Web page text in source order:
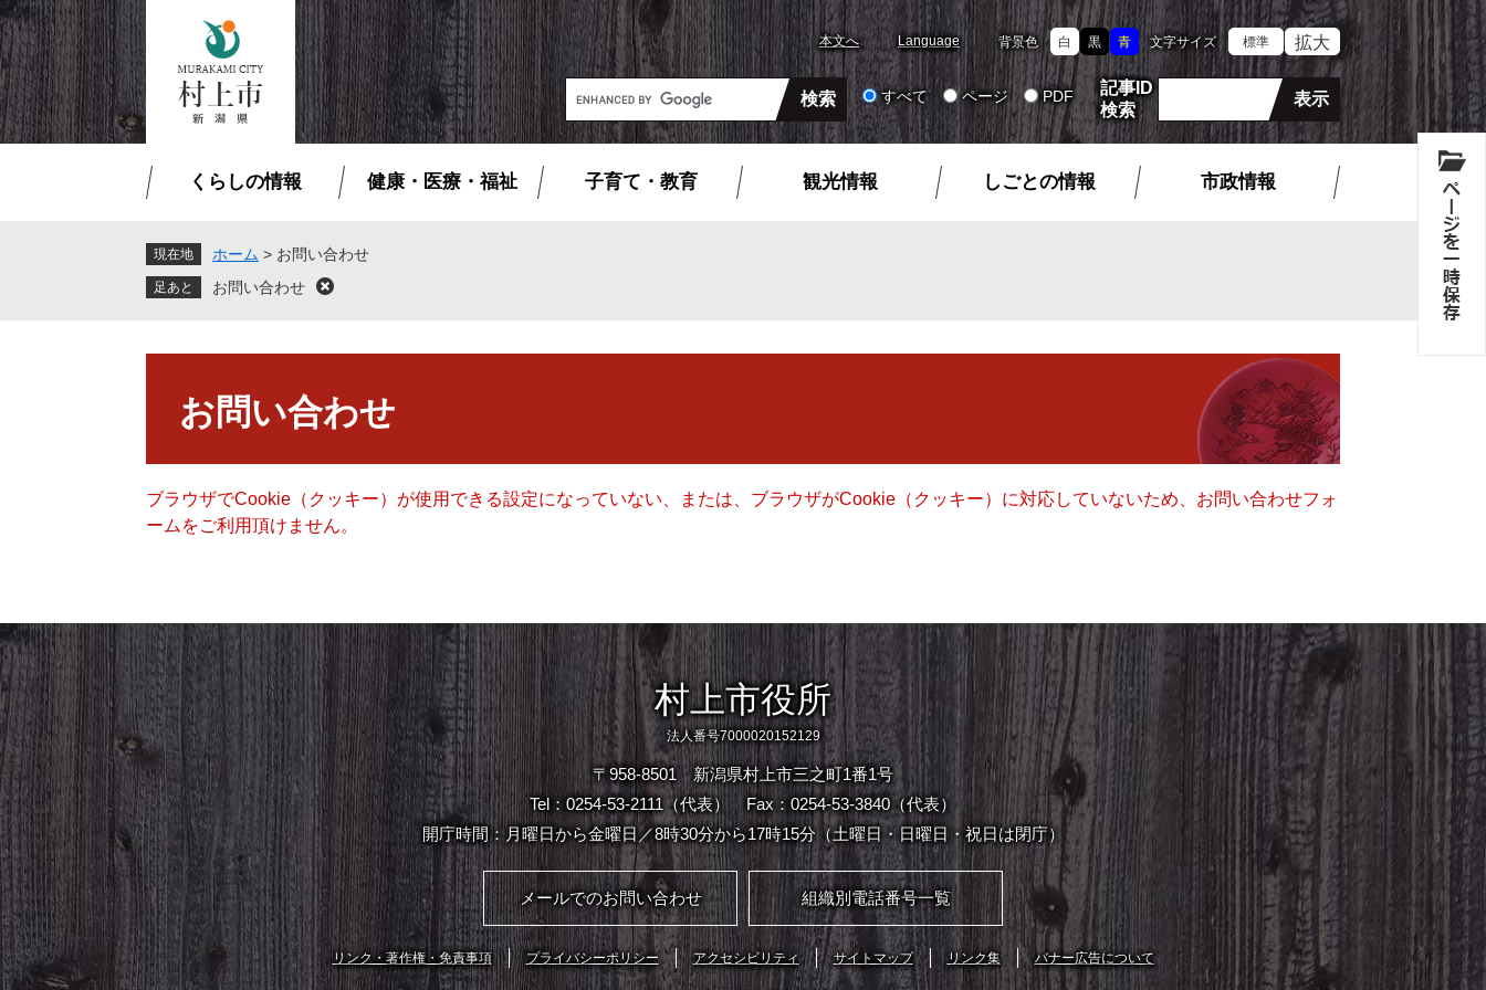
ペ
ー
ジ
の
先
頭
メ
ニ
ュ
ー
を
飛
本文へ Language 背景色 白 黒 青 文字サイズ 標準 拡大
G
o
o
検
すべて ページ PDF
記事ID
検索
くらしの情報 健康・医療・福祉 子育て・教育 観光情報 しごとの情報 市政情報
現在地 ホーム > お問い合わせ
お問い合わせ
閉
お問い合わせ
ブラウザでCookie（クッキー）が使用できる設定になっていない、または、ブラウザがCookie（クッキー）に対応していないため、お問い合わせフォ
ームをご利用頂けません。
村上市役所
法人番号7000020152129
〒958-8501 新潟県村上市三之町1番1号
Tel：0254-53-2111（代表）
Fax：0254-53-3840（代表）
開庁時間：月曜日から金曜日／8時30分から17時15分（土曜日・日曜日・祝日は閉庁）
メールでのお問い合わせ 組織別電話番号一覧
リンク・著作権・免責事項 プライバシーポリシー アクセシビリティ サイトマップ リンク集 バナー広告について